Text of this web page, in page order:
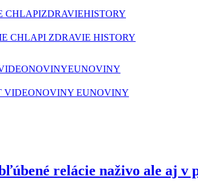
CHLAPIZDRAVIEHISTORY
CHLAPI ZDRAVIE HISTORY
EUNOVINY
VIDEONOVINY EUNOVINY
relácie naživo ale aj v